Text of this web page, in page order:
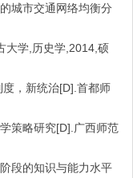
城市交通网络均衡分
大学,历史学,2014,硕
，新统治[D].首都师
策略研究[D].广西师范
段的知识与能力水平